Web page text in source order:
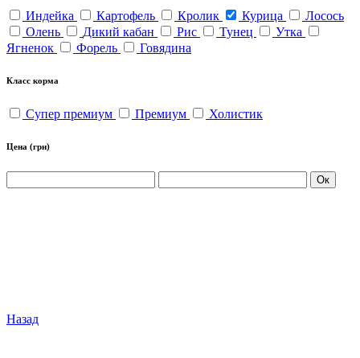
Индейка Картофель Кролик Курица
Лосось
Олень
Дикий кабан Рис Тунец
Утка
Ягненок
Форель Говядина
Класс корма
Супер премиум Премиум Холистик
Цена (грн)
Ок
Назад